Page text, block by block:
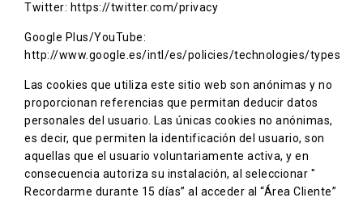
Twitter: https://twitter.com/privacy
Google Plus/YouTube:
http://www.google.es/intl/es/policies/technologies/types
Las cookies que utiliza este sitio web son anónimas y no
proporcionan referencias que permitan deducir datos
personales del usuario. Las únicas cookies no anónimas,
es decir, que permiten la identificación del usuario, son
aquellas que el usuario voluntariamente activa, y en
consecuencia autoriza su instalación, al seleccionar "
Recordarme durante 15 días” al acceder al “Área Cliente”